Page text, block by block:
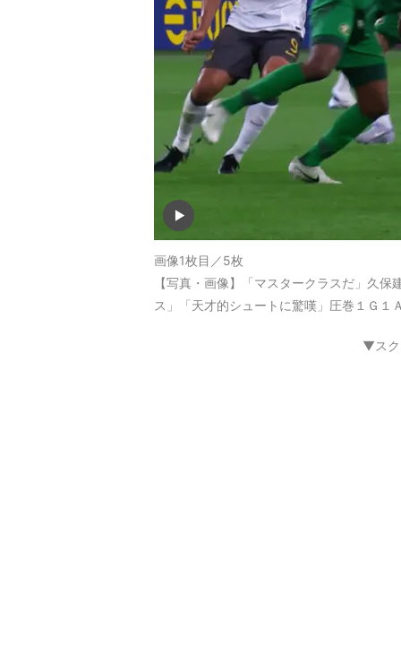
画像1枚目／5枚
【写真・画像】「マスタークラスだ」久
ス」「天才的シュートに驚嘆」圧巻１Ｇ
▼スク